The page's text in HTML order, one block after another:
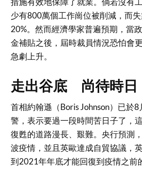
少有800萬個工作崗位被削減，而
20%。然而經濟學家普遍預期，當
金補貼之後，屆時裁員情況恐怕會
急劇上升。
走出谷底 尚待時日
首相約翰遜（Boris Johnson）已於
警，表示要過一段時間苦日子了，
復甦的道路漫長、艱難。央行預測
波疫情，並且英歐達成自貿協議，
到2021年年底才能回復到疫情之前